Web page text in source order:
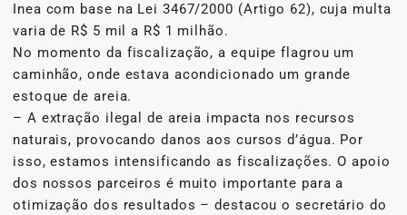
Inea com base na Lei 3467/2000 (Artigo 62), cuja multa
varia de R$ 5 mil a R$ 1 milhão.
No momento da fiscalização, a equipe flagrou um
caminhão, onde estava acondicionado um grande
estoque de areia.
– A extração ilegal de areia impacta nos recursos
naturais, provocando danos aos cursos d’água. Por
isso, estamos intensificando as fiscalizações. O apoio
dos nossos parceiros é muito importante para a
otimização dos resultados – destacou o secretário do